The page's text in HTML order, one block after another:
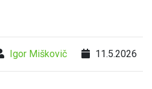
Igor Miškovič 11.5.2026